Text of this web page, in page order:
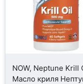
NOW, Neptune Krill
Масло криля